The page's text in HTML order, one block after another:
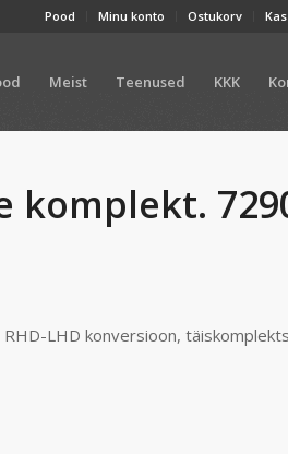
Pood Minu konto Ostukorv
Meist Teenused KKK
komplekt.
LHD konversioon,